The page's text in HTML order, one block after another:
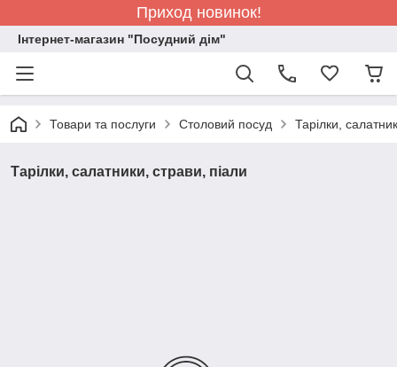
Приход новинок!
Інтернет-магазин "Посудний дім"
Товари та послуги Столовий посуд Тарілки,
Тарілки, салатники, страви, піали